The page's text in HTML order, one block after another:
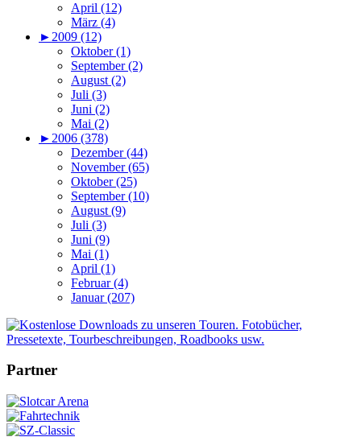
April (12)
März (4)
► 2009 (12)
Oktober (1)
September (2)
August (2)
Juli (3)
Juni (2)
Mai (2)
► 2006 (378)
Dezember (44)
November (65)
Oktober (25)
September (10)
August (9)
Juli (3)
Juni (9)
Mai (1)
April (1)
Februar (4)
Januar (207)
Partner